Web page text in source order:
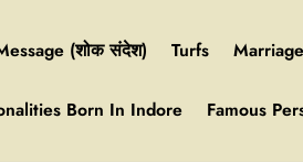
(शोक संदेश) Turfs
Born In Indore Famous